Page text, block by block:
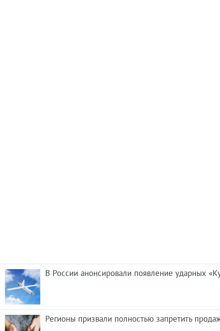
В России анонсировали появление ударных
Регионы призвали полностью запретить